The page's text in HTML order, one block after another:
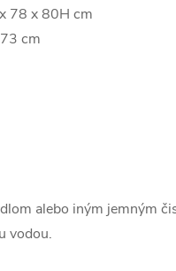
78 x 80H cm
cm
alebo iným jemným
vodou.